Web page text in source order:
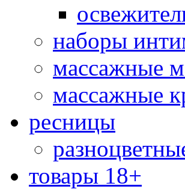
наборы
массажные
массажные
ресницы
товары 18+